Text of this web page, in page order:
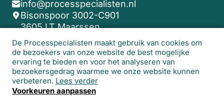
De Processpecialisten maakt gebruik van cookies om
de bezoekers van onze website de best mogelijke
ervaring te bieden en voor het analyseren van
bezoekersgedrag waarmee we onze website kunnen
verbeteren. Lees verder
Voorkeuren aanpassen
info@processpecialisten.nl
Bisonspoor 3002-C901
3605 LT Maarssen
Algemene voorwaarden
© 2026 De Processpecialisten. Alle rechten
voorbehouden.Realisatie website: